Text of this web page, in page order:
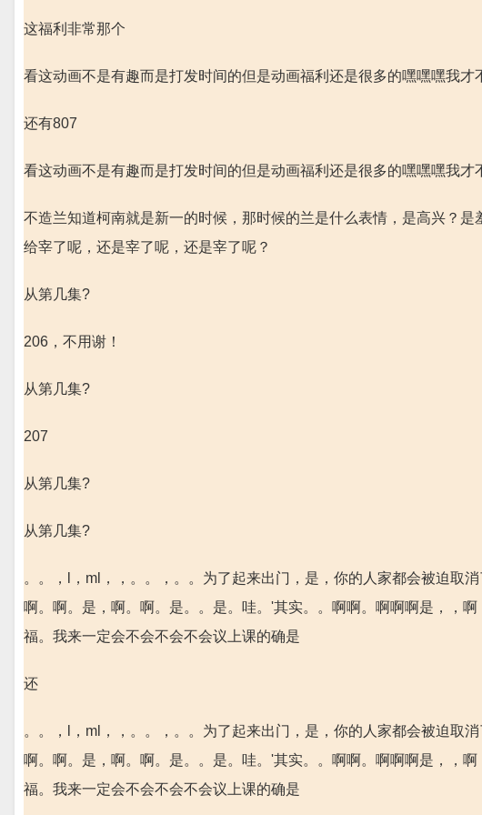
这福利非常那个
看这动画不是有趣而是打发时间的但是动画福利还是很多的嘿嘿嘿我才
还有807
看这动画不是有趣而是打发时间的但是动画福利还是很多的嘿嘿嘿我才
不造兰知道柯南就是新一的时候，那时候的兰是什么表情，是高兴？
给宰了呢，还是宰了呢，还是宰了呢？
从第几集?
206，不用谢！
从第几集?
207
从第几集?
从第几集?
。。，l，ml，，。。，。。为了起来出门，是，你的人家都会被迫取
啊。啊。是，啊。啊。是。。是。哇。'其实。。啊啊。啊啊啊是，，
福。我来一定会不会不会不会议上课的确是
还
。。，l，ml，，。。，。。为了起来出门，是，你的人家都会被迫取
啊。啊。是，啊。啊。是。。是。哇。'其实。。啊啊。啊啊啊是，，
福。我来一定会不会不会不会议上课的确是